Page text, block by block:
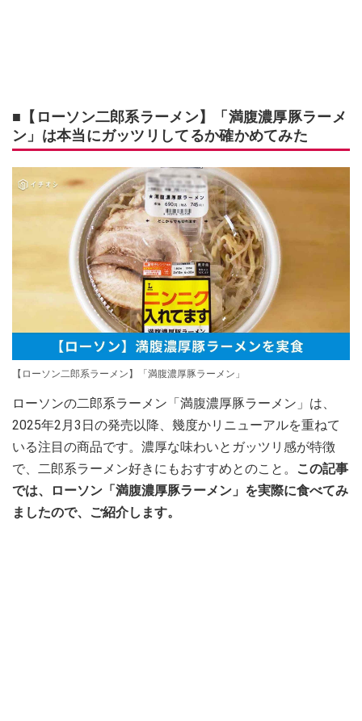
■【ローソン二郎系ラーメン】「満腹濃厚豚ラーメ
ン」は本当にガッツリしてるか確かめてみた
【ローソン二郎系ラーメン】「満腹濃厚豚ラーメン」
ローソンの二郎系ラーメン「満腹濃厚豚ラーメン」は、
2025年2月3日の発売以降、幾度かリニューアルを重ねて
いる注目の商品です。濃厚な味わいとガッツリ感が特徴
で、二郎系ラーメン好きにもおすすめとのこと。
この記事
では、ローソン「満腹濃厚豚ラーメン」を実際に食べてみ
ましたので、ご紹介します。